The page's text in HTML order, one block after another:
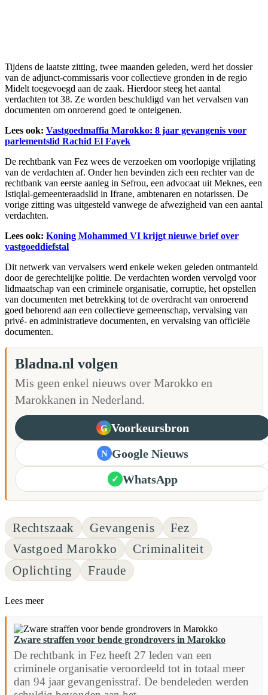
Tijdens de laatste zitting, twee maanden geleden, werd het dossier
van de adjunct-commissaris voor collectieve gronden in de regio
Midelt toegevoegd aan de zaak. Hierdoor steeg het aantal
verdachten tot 38. Ze worden beschuldigd van het vervalsen van
documenten om onroerend goed te onteigenen.
Lees ook: Vastgoedmaffia Marokko: 8 jaar gevangenis voor
parlementslid Rachid El Fayek
De rechtbank van Fez wees de verzoeken om voorlopige vrijlating
van de verdachten af. Onder hen bevinden zich een rechter van de
rechtbank van eerste aanleg in Sefrou, een advocaat uit Meknes, een
Istiqlal-gemeenteraadslid in Ifrane, ambtenaren en notarissen. De
vorige zitting was uitgesteld vanwege de afwezigheid van een aantal
verdachten.
Lees ook: Koning Mohammed VI krijgt nieuwe brief over
vastgoeddiefstal
Dit netwerk van vervalsers werd enkele weken geleden ontmanteld
door de gerechtelijke politie. De verdachten worden vervolgd voor
lidmaatschap van een criminele organisatie, corruptie, het opstellen
van documenten met betrekking tot de overdracht van onroerend
goed behorend aan een collectieve gemeenschap, vervalsing van
privé- en administratieve documenten, en vervalsing van officiële
documenten.
Bladna.nl volgen
Mis geen enkel nieuws over Marokko en
Marokkanen in Nederland.
G Voorkeursbron
N Google Nieuws
✓ WhatsApp
Rechtszaak Gevangenis
Fez
Vastgoed Marokko
Criminaliteit
Oplichting
Fraude
Lees meer
Zware straffen voor bende grondrovers in Marokko
De rechtbank in Fez heeft 27 leden van een
criminele organisatie veroordeeld tot in totaal meer
dan 94 jaar gevangenisstraf. De bendeleden werden